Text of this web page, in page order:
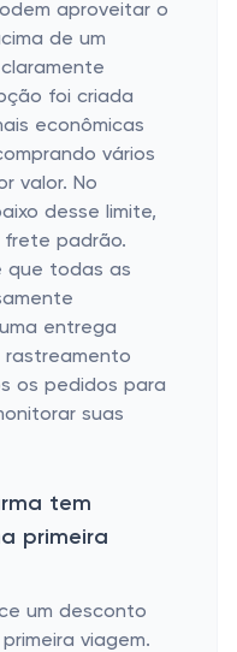
aproveitar o
de um
foi criada
econômicas
vários
valor. No
desse limite,
padrão.
que todas as
entrega
rastreamento
os pedidos para
suas
tem
primeira
um desconto
viagem.